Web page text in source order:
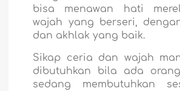
bisa menawan hati
wajah yang berseri,
dan akhlak yang baik.
Sikap ceria dan wajah
dibutuhkan bila ada
sedang membutuhkan